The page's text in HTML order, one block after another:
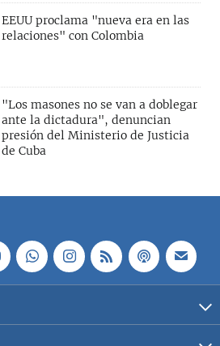
EEUU proclama "nueva era en las
relaciones" con Colombia
"Los masones no se van a doblegar
ante la dictadura", denuncian
presión del Ministerio de Justicia
de Cuba